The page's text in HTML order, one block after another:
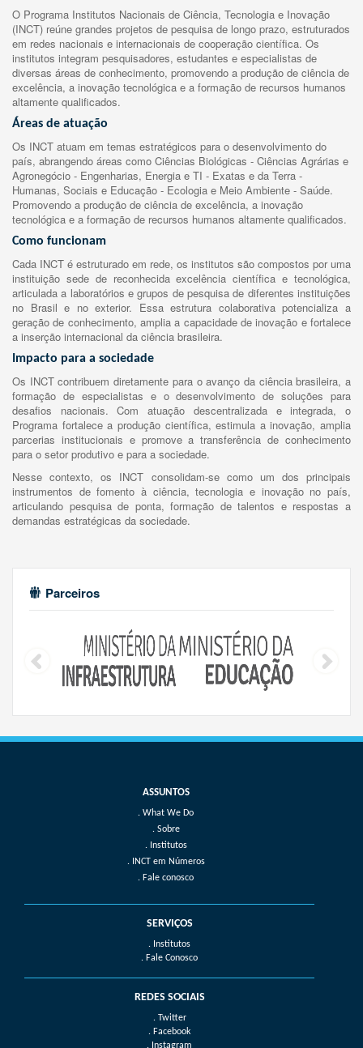
O Programa Institutos Nacionais de Ciência, Tecnologia e Inovação
(INCT) reúne grandes projetos de pesquisa de longo prazo, estruturados
em redes nacionais e internacionais de cooperação científica. Os
institutos integram pesquisadores, estudantes e especialistas de
diversas áreas de conhecimento, promovendo a produção de ciência de
excelência, a inovação tecnológica e a formação de recursos humanos
altamente qualificados.
Áreas de atuação
Os INCT atuam em temas estratégicos para o desenvolvimento do
país, abrangendo áreas como Ciências Biológicas - Ciências Agrárias e
Agronegócio - Engenharias, Energia e TI - Exatas e da Terra -
Humanas, Sociais e Educação - Ecologia e Meio Ambiente - Saúde.
Promovendo a produção de ciência de excelência, a inovação
tecnológica e a formação de recursos humanos altamente qualificados.
Como funcionam
Cada INCT é estruturado em rede, os institutos são compostos por uma
instituição sede de reconhecida excelência científica e tecnológica,
articulada a laboratórios e grupos de pesquisa de diferentes instituições
no Brasil e no exterior. Essa estrutura colaborativa potencializa a
geração de conhecimento, amplia a capacidade de inovação e fortalece
a inserção internacional da ciência brasileira.
Impacto para a sociedade
Os INCT contribuem diretamente para o avanço da ciência brasileira, a
formação de especialistas e o desenvolvimento de soluções para
desafios nacionais. Com atuação descentralizada e integrada, o
Programa fortalece a produção científica, estimula a inovação, amplia
parcerias institucionais e promove a transferência de conhecimento
para o setor produtivo e para a sociedade.
Nesse contexto, os INCT consolidam-se como um dos principais
instrumentos de fomento à ciência, tecnologia e inovação no país,
articulando pesquisa de ponta, formação de talentos e respostas a
demandas estratégicas da sociedade.
Parceiros
What We Do
Sobre
Institutos
INCT em Números
Fale conosco
SERVIÇOS
. Institutos
. Fale Conosco
REDES SOCIAIS
. Twitter
. Facebook
. Instagram